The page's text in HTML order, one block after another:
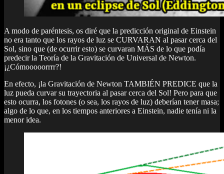
A modo de paréntesis, os diré que la predicción original de Einstein
no era tanto que los rayos de luz se CURVARAN al pasar cerca del
Sol, sino que (de ocurrir esto) se curvaran MÁS de lo que podía
predecir la Teoría de la Gravitación de Universal de Newton.
¡¿Cómooooorrrr?!
En efecto, ¡la Gravitación de Newton TAMBIÉN PREDICE que la
luz pueda curvar su trayectoria al pasar cerca del Sol! Pero para que
esto ocurra, los fotones (o sea, los rayos de luz) deberían tener masa;
algo de lo que, en los tiempos anteriores a Einstein, nadie tenía ni la
menor idea.